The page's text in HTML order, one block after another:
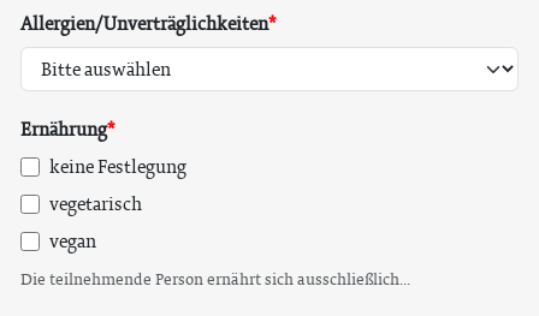
Allergien/Unverträglichkeiten
Ernährung
keine Festlegung
vegetarisch
vegan
Die teilnehmende Person ernährt sich ausschließlich...